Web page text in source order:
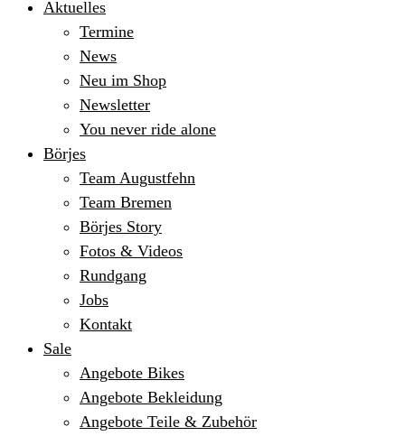
Aktuelles
Termine
News
Neu im Shop
Newsletter
You never ride alone
Börjes
Team Augustfehn
Team Bremen
Börjes Story
Fotos & Videos
Rundgang
Jobs
Kontakt
Sale
Angebote Bikes
Angebote Bekleidung
Angebote Teile & Zubehör